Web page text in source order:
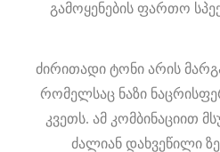
გამოყენების ფართო
ძირითადი ტონი არის
რომელსაც ნაზი
კვეთს. ამ კომბინაციით
ძალიან დახვეწილი